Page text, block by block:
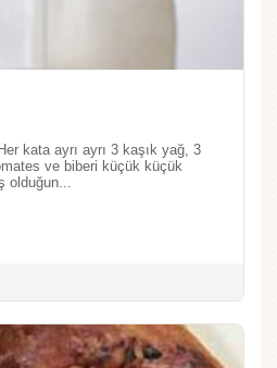
kata ayrı ayrı 3 kaşık yağ, 3
ve biberi küçük küçük
olduğun...